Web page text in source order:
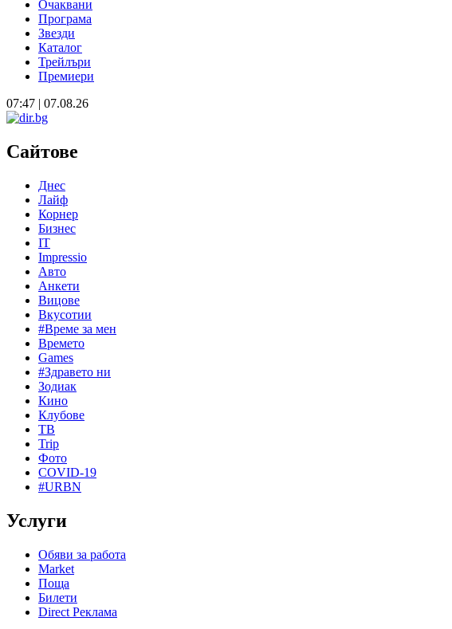
Очаквани
Програма
Звезди
Каталог
Трейлъри
Премиери
07:47 | 07.08.26
Сайтове
Днес
Лайф
Корнер
Бизнес
IT
Impressio
Авто
Анкети
Вицове
Вкусотии
#Време за мен
Времето
Games
#Здравето ни
Зодиак
Кино
Клубове
ТВ
Trip
Фото
COVID-19
#URBN
Услуги
Обяви за работа
Market
Поща
Билети
Direct Реклама